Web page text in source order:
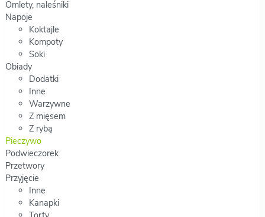
Omlety, naleśniki
Napoje
Koktajle
Kompoty
Soki
Obiady
Dodatki
Inne
Warzywne
Z mięsem
Z rybą
Pieczywo
Podwieczorek
Przetwory
Przyjęcie
Inne
Kanapki